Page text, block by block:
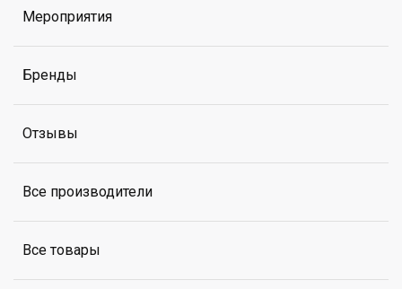
Мероприятия
Бренды
Отзывы
Все производители
Все товары